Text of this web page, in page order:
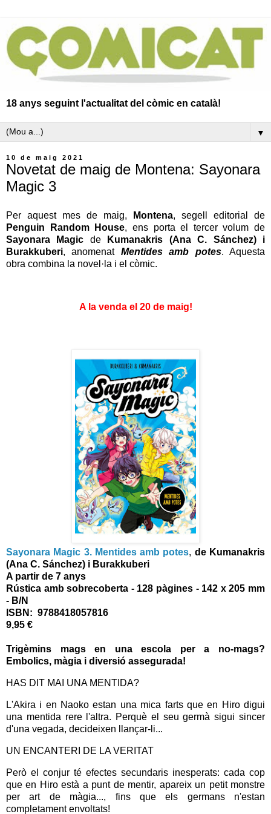
18 anys seguint l'actualitat del còmic en català!
▼
10 de maig 2021
Novetat de maig de Montena: Sayonara
Magic 3
Per aquest mes de maig, Montena, segell editorial de
Penguin Random House, ens porta el tercer volum de
Sayonara Magic deKumanakris (Ana C. Sánchez) i
Burakkuberi, anomenat Mentides amb potes. Aquesta
obra combina la novel·la i el còmic.
A la venda el 20 de maig!
Sayonara Magic 3. Mentides amb potes, de Kumanakris
(Ana C. Sánchez) i Burakkuberi
A partir de 7 anys
Rústica amb sobrecoberta - 128 pàgines - 142 x 205 mm
- B/N
ISBN : 9788418057816
9,95 €
Trigèmins mags en una escola per a no-mags?
Embolics, màgia i diversió assegurada!
HAS DIT MAI UNA MENTIDA?
L'Akira i en Naoko estan una mica farts que en Hiro digui
una mentida rere l'altra. Perquè el seu germà sigui sincer
d'una vegada, decideixen llançar-li...
UN ENCANTERI DE LA VERITAT
Però el conjur té efectes secundaris inesperats: cada cop
que en Hiro està a punt de mentir, apareix un petit monstre
per art de màgia..., fins que els germans n'estan
completament envoltats!